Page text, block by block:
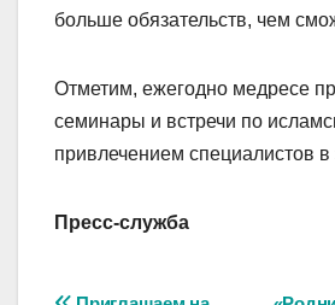
больше обязательств, чем
Отметим, ежегодно медресе
семинары и встречи по
привлечением специалистов в
Пресс-служба